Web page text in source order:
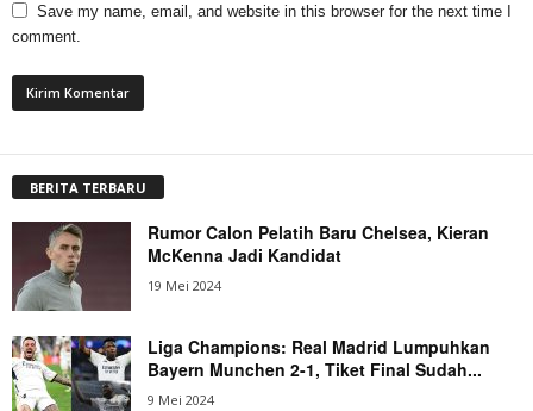
Save my name, email, and website in this browser for the next time I
comment.
BERITA TERBARU
Rumor Calon Pelatih Baru Chelsea, Kieran
McKenna Jadi Kandidat
19 Mei 2024
Liga Champions: Real Madrid Lumpuhkan
Bayern Munchen 2-1, Tiket Final Sudah...
9 Mei 2024